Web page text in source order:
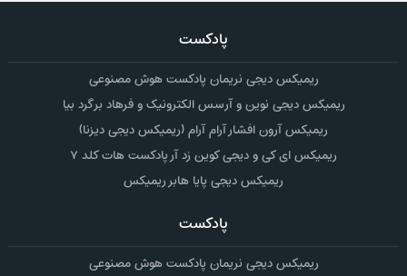
پادکست
ریمیکس دیجی نریمان پادکست هوش مصنوعی
ریمیکس دیجی نوین و آرسس الکترونیک و فرهاد برگرد بیا
ریمیکس آرون افشار آرام آرام (ریمیکس دیجی دیزنا)
ریمیکس ای کی و دیجی کوین زد آر پادکست هات کلد ۷
ریمیکس دیجی پایا هابر ریمیکس
پادکست
ریمیکس دیجی نریمان پادکست هوش مصنوعی